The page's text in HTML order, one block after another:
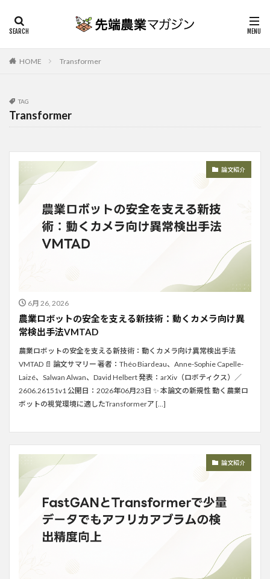
HOME Transformer
TAG
Transformer
論文紹介
6月 26, 2026
農業ロボットの安全を支える新技術：動くカメラ向け異
常検出手法VMTAD
農業ロボットの安全を支える新技術：動くカメラ向け異常検出手法
VMTAD 📄 論文サマリー 著者：Théo Biardeau、Anne-Sophie Capelle-
Laizé、Salwan Alwan、David Helbert 発表：arXiv（ロボティクス）／
2606.26151v1 公開日：2026年06月23日 ✨ 本論文の新規性 動く農業ロ
ボットの視覚環境に適したTransformerア […]
論文紹介